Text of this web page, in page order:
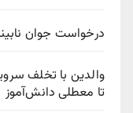
درخواست جوان
والدین با تخلف
تا معطلی دانش‌آموز